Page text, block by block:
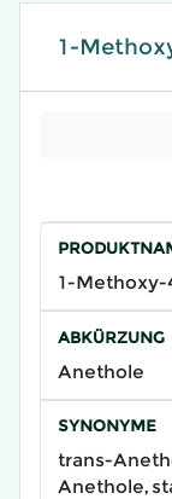
1-
1-Methoxy-
ABKÜRZUNG
Anethole
SYNONYME
trans-
Anethole,